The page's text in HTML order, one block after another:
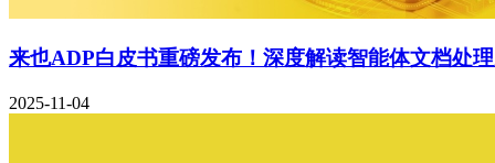
来也ADP白皮书重磅发布！深度解读智能体文档处
2025-11-04